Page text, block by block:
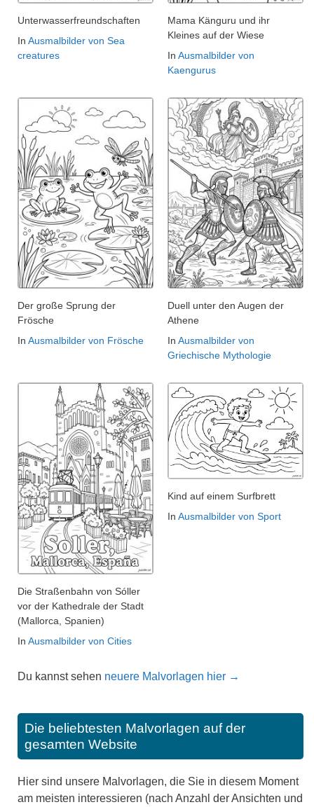
Unterwasserfreundschaften
In Ausmalbilder von Sea
creatures
Mama Känguru und ihr
Kleines auf der Wiese
In Ausmalbilder von
Kaengurus
Der große Sprung der
Frösche
In Ausmalbilder von Frösche
Duell unter den Augen der
Athene
In Ausmalbilder von
Griechische Mythologie
Die Straßenbahn von Sóller
vor der Kathedrale der Stadt
(Mallorca, Spanien)
In Ausmalbilder von Cities
Kind auf einem Surfbrett
In Ausmalbilder von Sport
Du kannst sehen neuere Malvorlagen hier →
Die beliebtesten Malvorlagen auf der
gesamten Website
Hier sind unsere Malvorlagen, die Sie in diesem Moment
am meisten interessieren (nach Anzahl der Ansichten und